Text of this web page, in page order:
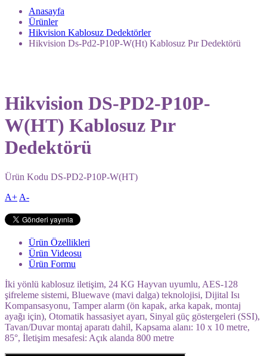
Anasayfa
Ürünler
Hikvision Kablosuz Dedektörler
Hikvision Ds-Pd2-P10P-W(Ht) Kablosuz Pır Dedektörü
Hikvision DS-PD2-P10P-
W(HT) Kablosuz Pır
Dedektörü
Ürün Kodu DS-PD2-P10P-W(HT)
A+ A-
Ürün Özellikleri
Ürün Videosu
Ürün Formu
İki yönlü kablosuz iletişim, 24 KG Hayvan uyumlu, AES-128
şifreleme sistemi, Bluewave (mavi dalga) teknolojisi, Dijital Isı
Kompansasyonu, Tamper alarm (ön kapak, arka kapak, montaj
ayağı için), Otomatik hassasiyet ayarı, Sinyal güç göstergeleri (SSI),
Tavan/Duvar montaj aparatı dahil, Kapsama alanı: 10 x 10 metre,
85°, İletişim mesafesi: Açık alanda 800 metre